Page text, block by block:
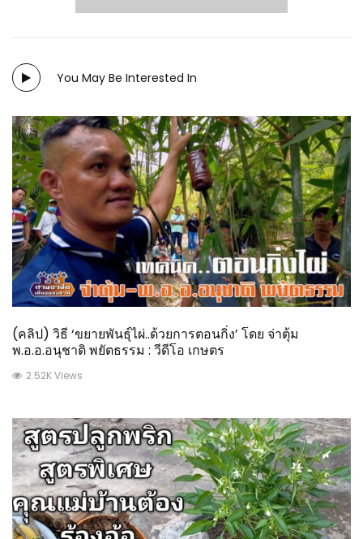
You May Be Interested In
(คลิป) วิธี ‘ขยายพันธุ์ไผ่..ด้วยการตอนกิ่ง’ โดย จ่าตุ้ม
พ.อ.อ.อนุชาติ พยัตธรรม : วีดีโอ เกษตร
2.52K Views